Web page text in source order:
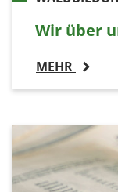
Wir über
MEHR